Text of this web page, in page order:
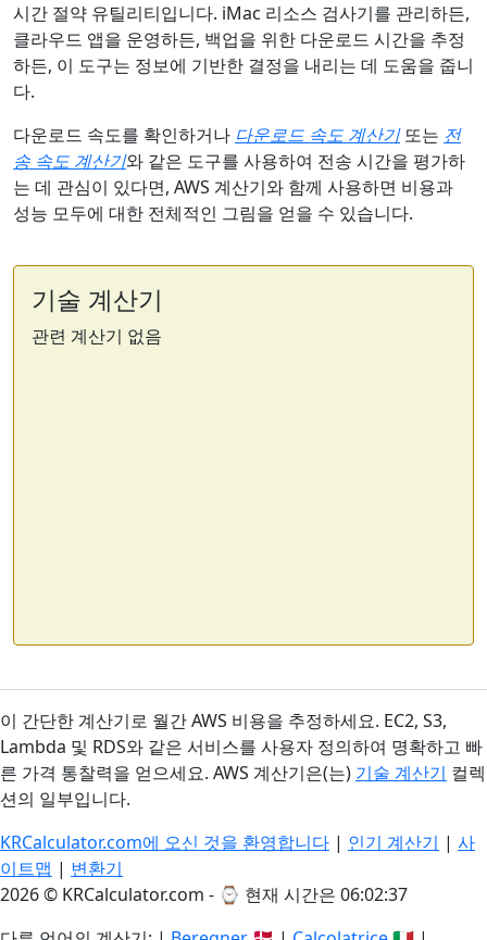
시간 절약 유틸리티입니다. iMac 리소스 검사기를 관리하든,
클라우드 앱을 운영하든, 백업을 위한 다운로드 시간을 추정
하든, 이 도구는 정보에 기반한 결정을 내리는 데 도움을 줍니
다.
다운로드 속도를 확인하거나 다운로드 속도 계산기또는 전
송 속도 계산기와 같은 도구를 사용하여 전송 시간을 평가하
는 데 관심이 있다면, AWS 계산기와 함께 사용하면 비용과
성능 모두에 대한 전체적인 그림을 얻을 수 있습니다.
기술 계산기
관련 계산기 없음
이 간단한 계산기로 월간 AWS 비용을 추정하세요. EC2, S3,
Lambda 및 RDS와 같은 서비스를 사용자 정의하여 명확하고 빠
른 가격 통찰력을 얻으세요. AWS 계산기은(는) 기술 계산기 컬렉
션의 일부입니다.
KRCalculator.com에 오신 것을 환영합니다 | 인기 계산기 | 사
이트맵 | 변환기
2026 © KRCalculator.com - ⌚ 현재 시간은 06:02:37